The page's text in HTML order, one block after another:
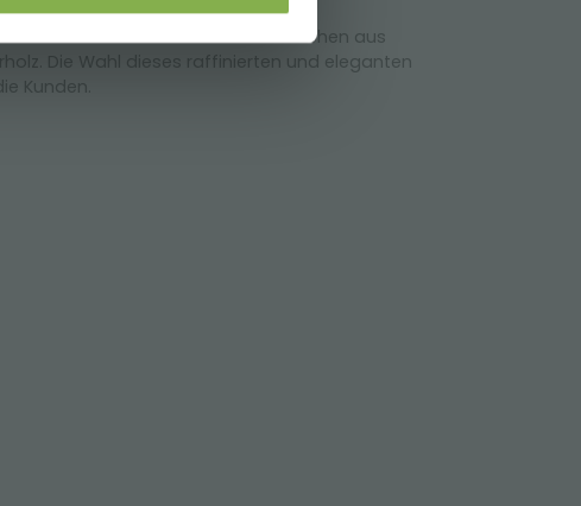
vor. Die Sets der AMOR-Linie bestehen aus
Die Wahl dieses raffinierten und eleganten
Kunden.